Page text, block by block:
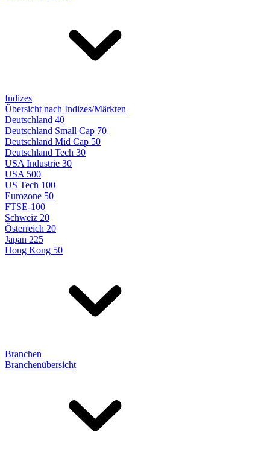
Indizes
Übersicht nach Indizes/Märkten
Deutschland 40
Deutschland Small Cap 70
Deutschland Mid Cap 50
Deutschland Tech 30
USA Industrie 30
USA 500
US Tech 100
Eurozone 50
FTSE-100
Schweiz 20
Österreich 20
Japan 225
Hong Kong 50
Branchen
Branchenübersicht